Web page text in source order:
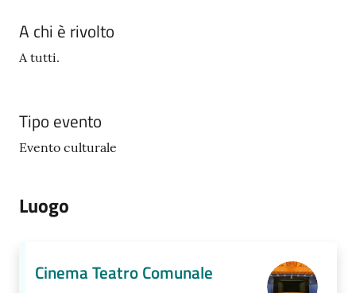
A chi è rivolto
A tutti.
Tipo evento
Evento culturale
Luogo
Cinema Teatro Comunale